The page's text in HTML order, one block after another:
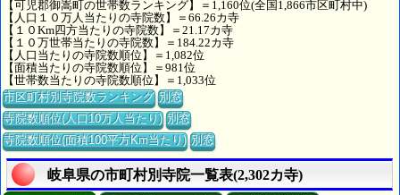
【可児郡御嵩町の世帯数ランキング】＝1,160位(全国1,866市区町村中)
【人口１０万人当たりの寺院数】＝66.26カ寺
【１０Km四方当たりの寺院数】＝21.17カ寺
【１０万世帯当たりの寺院数】＝184.22カ寺
【人口当たりの寺院数順位】＝1,082位
【面積当たりの寺院数順位】＝981位
【世帯数当たりの寺院数順位】＝1,033位
市区町村別寺院数ランキング 別窓
寺院数順位(人口10万人当たり) 別窓
寺院数順位(面積100平方Km当たり) 別窓
岐阜県の市町村別寺院一覧表(2,302カ寺)